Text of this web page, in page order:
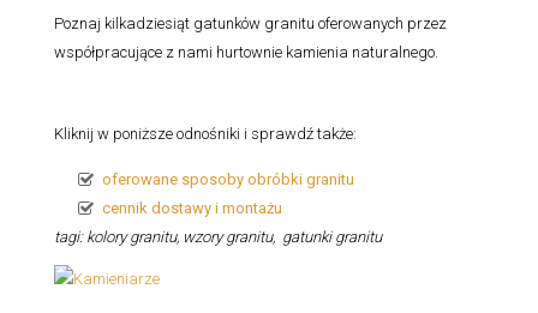
Poznaj kilkadziesiąt gatunków granitu oferowanych przez
współpracujące z nami hurtownie kamienia naturalnego.
Kliknij w poniższe odnośniki i sprawdź także:
oferowane sposoby obróbki granitu
cennik dostawy i montażu
tagi: kolory granitu, wzory granitu, gatunki granitu